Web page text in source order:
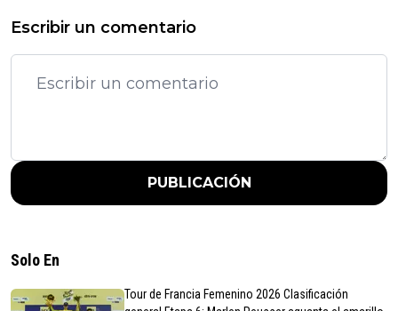
Escribir un comentario
PUBLICACIÓN
Solo En
Tour de Francia Femenino 2026 Clasificación